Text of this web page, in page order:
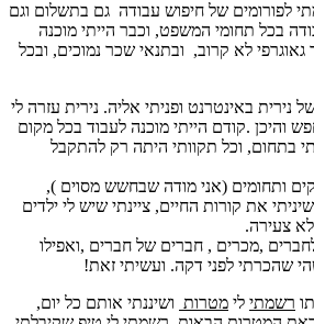
לפורומים של חיפוש עבודה גם בתשלום וגם
בכל תחומי המשפט, וכבר הייתי מוכנה
לא קרוב, ובתנאי שכר נמוכים, ובכל
באינטרנט ופניתי אליה. נירית עזרה לי
והיכן .קודם הייתי מוכנה לעבוד בכל מקום
בתחום, וכל תקוותי היתה רק להתקבל
ותחומים (אני מודה שבחשש מסוים ),
את קורות החיים, ציינתי שיש לי ילדים
לא צעירה.
,מכרים , חברים של חברים ,ואפילו
שהכרתי לפני דקה. ועשיתי זאת!
רשמתי לי מטרות ושיננתי אותם כל יום,